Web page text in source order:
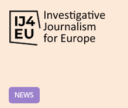
NEWS